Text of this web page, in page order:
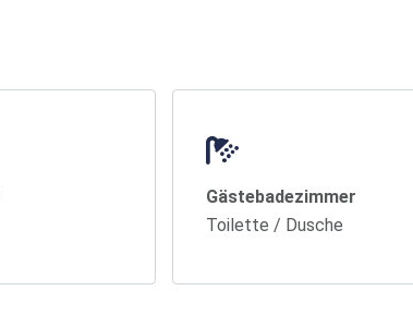
Gästebadezimmer
Toilette / Dusche